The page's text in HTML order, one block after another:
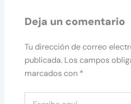
Deja un comentario
Tu dirección de correo
publicada. Los campos
marcados con *